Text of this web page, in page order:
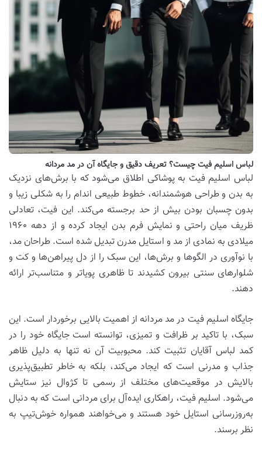
لباس اسلیم فیت چیست؟ تعریف دقیق و جایگاه آن در مد مردانه
لباس اسلیم فیت به پوشاکی اطلاق می‌شود که با برش‌های نزدیک
به بدن و طراحی هوشمندانه، خطوط طبیعی اندام را به شکلی زیبا و
بدون چسبان بودن بیش از حد برجسته می‌کند. این فیت، تعادلی
ظریف میان راحتی و نمایش فرم بدن ایجاد کرده و از دهه ۱۹۶۰
میلادی به نمادی از مد و استایل مدرن تبدیل شده است. طراحان مد،
با نوآوری در الگوها و برش‌ها، این سبک را از دل پیراهن‌ها و کت و
شلوارهای سنتی بیرون کشیدند تا ظاهری پویاتر و متناسب‌تر ارائه
دهند.
جایگاه اسلیم فیت در مد مردانه از اهمیت بالایی برخوردار است. این
سبک، با تاکید بر ظرافت و تمیزی، توانسته است جایگاه خود را در
کمد لباس آقایان تثبیت کند. محبوبیت آن نه تنها به دلیل ظاهر
جذاب و مدرنی است که ایجاد می‌کند، بلکه به خاطر تطبیق‌پذیری
بالایش در موقعیت‌های مختلف از رسمی تا کژوال نیز ستایش
می‌شود. اسلیم فیت، راهکاری ایده‌آل برای مردانی است که به دنبال
به‌روزرسانی استایل خود هستند و می‌خواهند همواره خوش‌تیپ به
نظر برسند.